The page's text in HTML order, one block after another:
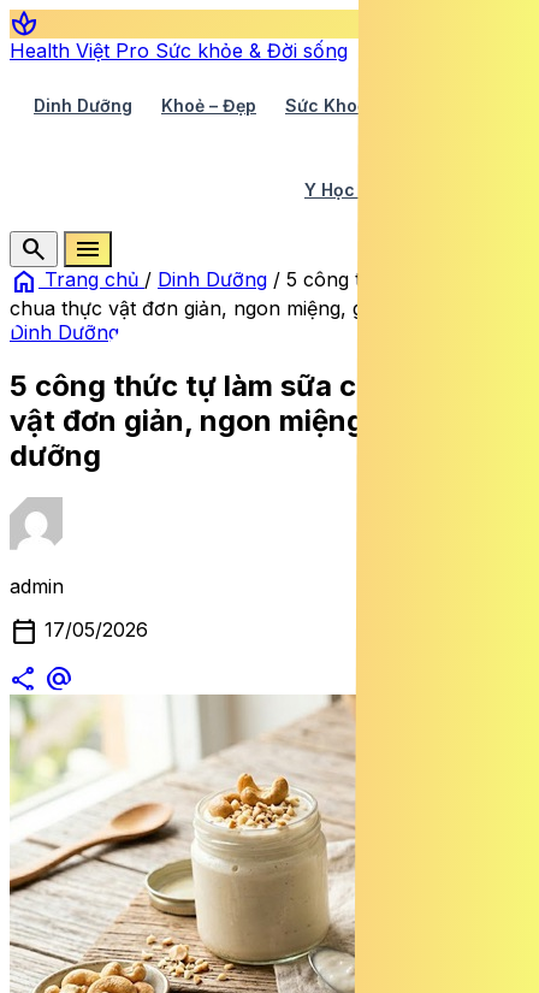
spa
Health Việt Pro Sức khỏe & Đời sống
Dinh Dưỡng Khoẻ – Đẹp Sức Khoẻ TV
Y Học Cổ Truyền
search
menu
home Trang chủ / Dinh Dưỡng / 5 công thức tự làm sữa
chua thực vật đơn giản, ngon miệng, giàu dinh dưỡng
Dinh Dưỡng
5 công thức tự làm sữa chua thực
vật đơn giản, ngon miệng, giàu dinh
dưỡng
admin
calendar_today 17/05/2026
share alternate_email